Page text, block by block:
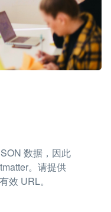
数据，因此
。请提供
效 URL。